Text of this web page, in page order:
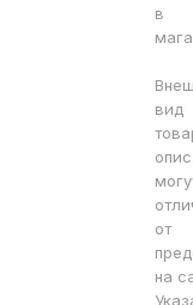
в
вид
от
на